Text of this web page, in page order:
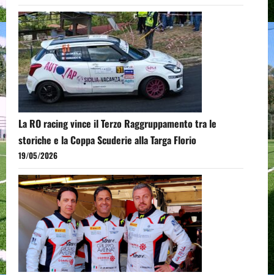
La RO racing vince il Terzo Raggruppamento tra le
storiche e la Coppa Scuderie alla Targa Florio
19/05/2026